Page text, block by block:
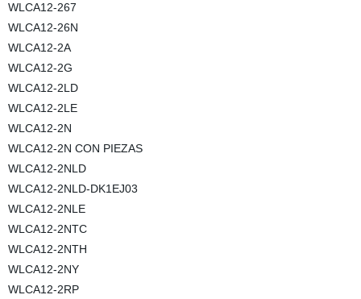
WLCA12-267
WLCA12-26N
WLCA12-2A
WLCA12-2G
WLCA12-2LD
WLCA12-2LE
WLCA12-2N
WLCA12-2N CON PIEZAS
WLCA12-2NLD
WLCA12-2NLD-DK1EJ03
WLCA12-2NLE
WLCA12-2NTC
WLCA12-2NTH
WLCA12-2NY
WLCA12-2RP